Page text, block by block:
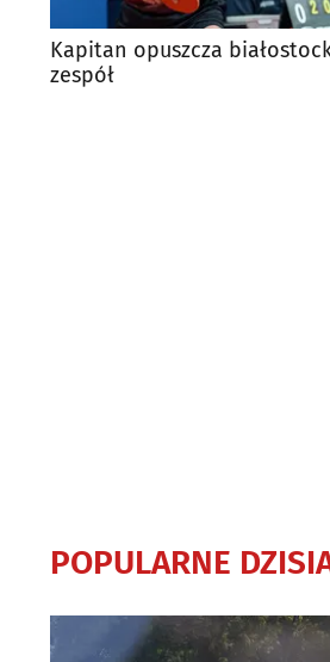
Kapitan opuszcza
zespół
POPULARNE